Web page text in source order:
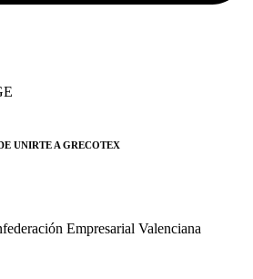
UNIRTE A GRECOTEX
Empresarial Valenciana